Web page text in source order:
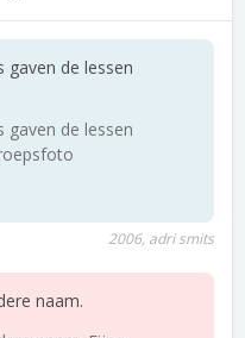
gaven de lessen
gaven de lessen
2006, adri smits
naam.